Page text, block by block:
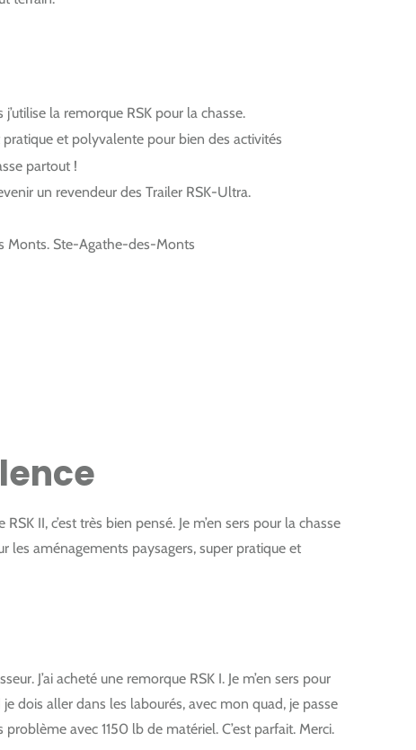
la remorque RSK pour la chasse.
et polyvalente pour bien des activités
partout !
un revendeur des Trailer RSK-Ultra.
Monts. Ste-Agathe-des-Monts
RSK II, c’est très bien pensé. Je m’en sers pour la chasse
les aménagements paysagers, super pratique et
J’ai acheté une remorque RSK I. Je m’en sers pour
dois aller dans les labourés, avec mon quad, je passe
avec 1150 lb de matériel. C’est parfait. Merci.